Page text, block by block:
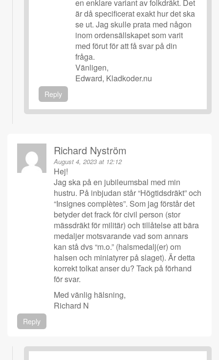
en enklare variant av folkdräkt. Det
är då specificerat exakt hur det ska
se ut. Jag skulle prata med någon
inom ordensällskapet som varit
med förut för att få svar på din
fråga.
Vänligen,
Edward, Kladkoder.nu
Reply
Richard Nyström
August 4, 2023 at 12:12
Hej!
Jag ska på en jubileumsbal med min
hustru. På inbjudan står “Högtidsdräkt” och
“Insignes complètes”. Som jag förstår det
betyder det frack för civil person (stor
mässdräkt för militär) och tillåtelse att bära
medaljer motsvarande vad som annars
kan stå dvs “m.o.” (halsmedalj(er) om
halsen och miniatyrer på slaget). Är detta
korrekt tolkat anser du? Tack på förhand
för svar.
Med vänlig hälsning,
Richard N
Reply